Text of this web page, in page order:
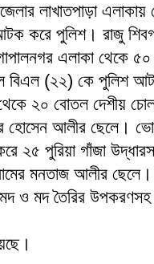
লাখাতপাড়া এলাকায়
করে পুলিশ। রাজু
এলাকা থেকে ৫০
বিএল (২২) কে পুলিশ
থেকে ২০ বোতল
হোসেন আলীর ছেলে।
২৫ পুরিয়া গাঁজা
মনতাজ আলীর ছেলে।
মদ ও মদ তৈরির